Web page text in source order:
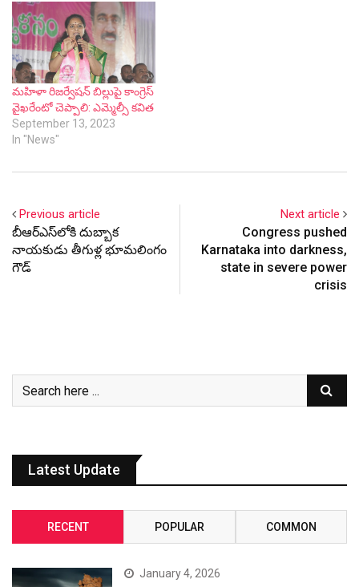
మహిళా రిజర్వేషన్ బిల్లుపై కాంగ్రెస్
వైఖరేంటో చెప్పాలి: ఎమ్మెల్సీ కవిత
September 13, 2023
In "News"
Previous article
బీఆర్ఎస్‌లోకి దుబ్బాక
నాయకుడు తీగుళ్ల భూమలింగం
గౌడ్‌
Next article
Congress pushed
Karnataka into darkness,
state in severe power
crisis
Latest Update
RECENT POPULAR COMMON
January 4, 2026